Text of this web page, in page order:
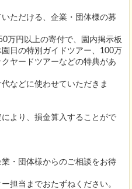
ただける、企業・団体様の募
万円以上の寄付で、園内掲示板
日の特別ガイドツアー、100万
ヤードツアーなどの特典があ
などに使わせていただきま
より、損金算入することがで
・団体様からのご相談をお待
担当までおたずねください。